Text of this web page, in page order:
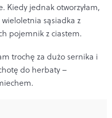
Kiedy jednak otworzyłam,
sąsiadka z
pojemnik z ciastem.
trochę za dużo sernika i
do herbaty –